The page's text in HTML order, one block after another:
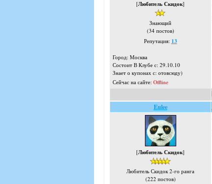
[Любитель Скидок]
Знающий
(34 постов)
Репутация: 13
Город: Москва
Состоит В Клубе с: 29.10.10
Знает о купонах с: отовсюду)
Сейчас на сайте: Offline
Eulee
[Любитель Скидок]
Любитель Скидок 2-го ранга
(222 постов)